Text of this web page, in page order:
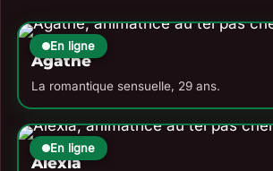
En ligne
Agathe
La romantique sensuelle, 29 ans.
En ligne
Alexia